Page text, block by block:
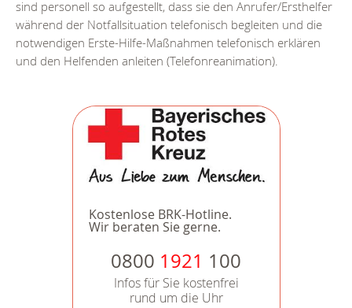
sind personell so aufgestellt, dass sie den Anrufer/Ersthelfer
während der Notfallsituation telefonisch begleiten und die
notwendigen Erste-Hilfe-Maßnahmen telefonisch erklären
und den Helfenden anleiten (Telefonreanimation).
Kostenlose BRK-Hotline.
Wir beraten Sie gerne.
0800 1921 100
Infos für Sie kostenfrei
rund um die Uhr